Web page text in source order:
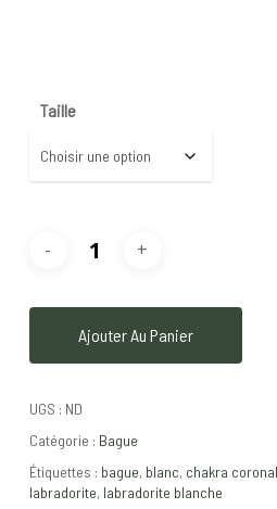
Taille
Ajouter Au Panier
UGS : ND
Catégorie : Bague
Étiquettes : bague, blanc, chakra coronal
labradorite, labradorite blanche